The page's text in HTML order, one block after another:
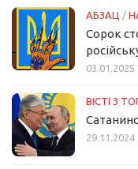
АБЗАЦ /
Сорок
03.01.2025
ВІСТІ З
29.11.2024